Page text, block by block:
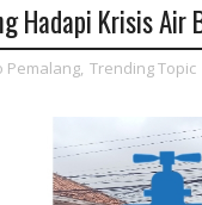
Hadapi Krisis
Pemalang, Trending Topic